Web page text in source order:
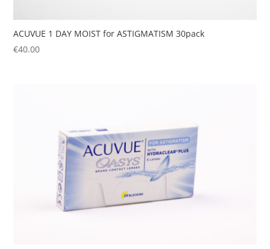
ACUVUE 1 DAY MOIST for ASTIGMATISM 30pack
€40.00